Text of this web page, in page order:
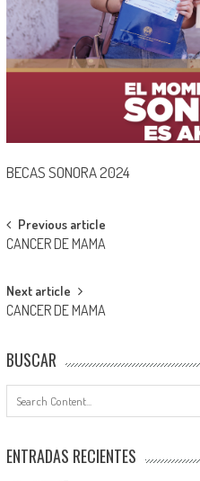
BECAS SONORA 2024
Post
navigation
Previous article
CANCER DE MAMA
Next article
CANCER DE MAMA
BUSCAR
ENTRADAS RECIENTES